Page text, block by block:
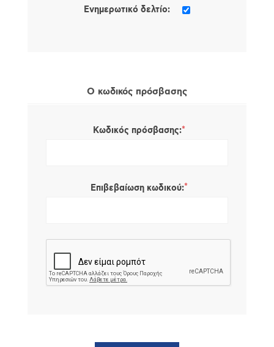
Ενημερωτικό δελτίο:
Ο κωδικός πρόσβασης
Κωδικός πρόσβασης:*
Επιβεβαίωση κωδικού:*